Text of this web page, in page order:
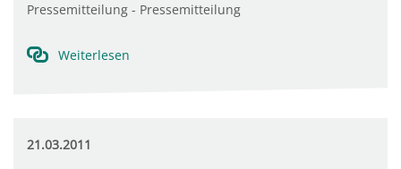
Pressemitteilung - Pressemitteilung
Weiterlesen
21.03.2011